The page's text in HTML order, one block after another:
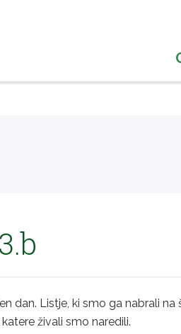
dan. Listje, ki smo ga nabrali
živali smo naredili.